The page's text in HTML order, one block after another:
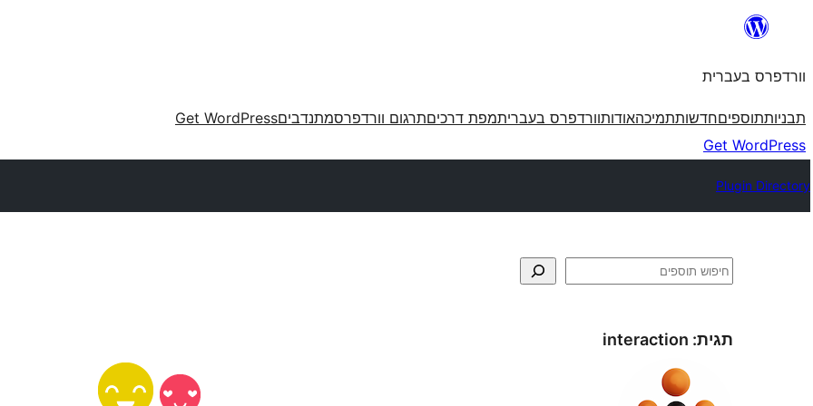
וורדפרס בעברית
תבניותתוספיםחדשותתמיכהאודותוורדפרס בעבריתמפת דרכיםתרגום וורדפרסמתנדביםGet WordPress
Get WordPress
Plugin Directory
חיפוש
תגית: interaction